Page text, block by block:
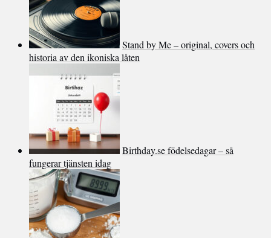
Stand by Me – original, covers och
historia av den ikoniska låten
Birthday.se födelsedagar – så
fungerar tjänsten idag